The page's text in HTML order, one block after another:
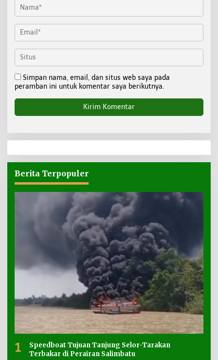
Simpan nama, email, dan situs web saya pada
peramban ini untuk komentar saya berikutnya.
Berita Terpopuler
1
Speedboat Tujuan Tanjung Selor-Tarakan
Terbakar di Perairan Salimbatu